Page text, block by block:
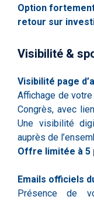
Option
retour sur
Visibilité &
Visibilité page
Affichage de
Congrès, avec
Une visibilité
auprès de
Offre limitée à 5
Emails officiels
Présence de